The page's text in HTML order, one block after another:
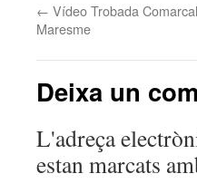
← Vídeo Trobada
Maresme
Deixa un
L'adreça
estan marcats